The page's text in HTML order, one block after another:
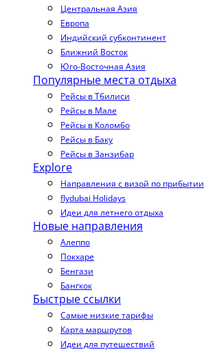
Центральная Азия
Европа
Индийский субконтинент
Ближний Восток
Юго-Восточная Азия
Популярные места отдыха
Рейсы в Тбилиси
Рейсы в Мале
Рейсы в Коломбо
Рейсы в Баку
Рейсы в Занзибар
Explore
Направления с визой по прибытии
flydubai Holidays
Идеи для летнего отдыха
Новые направления
Алеппо
Покхаре
Бенгази
Бангкок
Быстрые ссылки
Самые низкие тарифы
Карта маршрутов
Идеи для путешествий